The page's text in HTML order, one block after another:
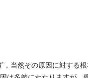
当然その原因に対する